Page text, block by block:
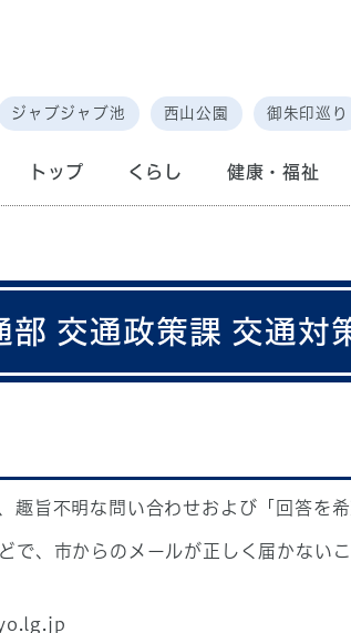
ジャブジャブ池 西山公園 御朱印巡り
トップ くらし 健康・福祉
部 交通政策課 交通対
趣旨不明な問い合わせおよび「回答を
で、市からのメールが正しく届かない